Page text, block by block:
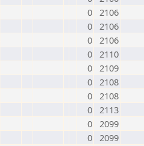
0 2106
0 2106
0 2106
0 2110
0 2109
0 2108
0 2108
0 2113
0 2099
0 2099